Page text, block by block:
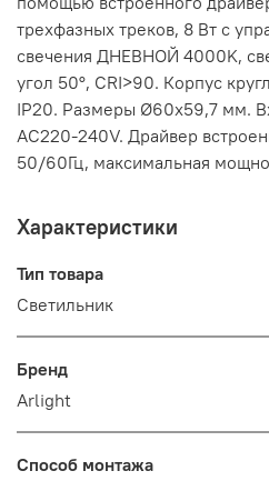
трехфазных треков, 8 Вт с
свечения ДНЕВНОЙ 4000K,
угол 50°, CRI>90. Корпус
IP20. Размеры Ø60x59,7 мм.
AC220-240V. Драйвер
50/60Гц, максимальная
Характеристики
Тип товара
Светильник
Бренд
Arlight
Способ монтажа